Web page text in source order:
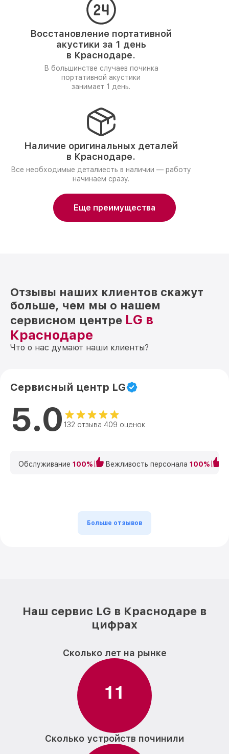
Восстановление портативной
акустики за 1 день
в Краснодаре.
В большинстве случаев починка
портативной акустики
занимает 1 день.
Наличие оригинальных деталей
в Краснодаре.
Все необходимые деталиесть в наличии — работу
начинаем сразу.
Еще преимущества
Отзывы наших клиентов скажут
больше, чем мы о нашем
сервисном центре LG в
Краснодаре
Что о нас думают наши клиенты?
Сервисный центр LG
5.0 132 отзыва 409 оценок
Обслуживание 100% Вежливость персонала 100%
Больше отзывов
Наш сервис LG в Краснодаре в
цифрах
Сколько лет на рынке
11
Сколько устройств починили